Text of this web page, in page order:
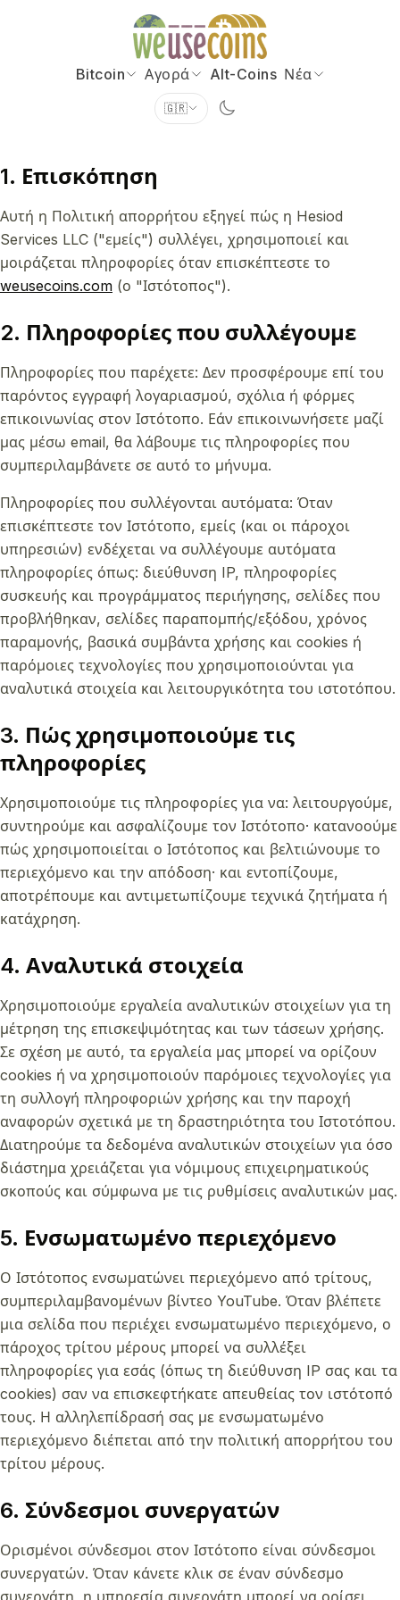
Bitcoin Αγορά Alt-Coins Νέα
🇬🇷
1. Επισκόπηση
Αυτή η Πολιτική απορρήτου εξηγεί πώς η Hesiod
Services LLC ("εμείς") συλλέγει, χρησιμοποιεί και
μοιράζεται πληροφορίες όταν επισκέπτεστε το
weusecoins.com (ο "Ιστότοπος").
2. Πληροφορίες που συλλέγουμε
Πληροφορίες που παρέχετε: Δεν προσφέρουμε επί του
παρόντος εγγραφή λογαριασμού, σχόλια ή φόρμες
επικοινωνίας στον Ιστότοπο. Εάν επικοινωνήσετε μαζί
μας μέσω email, θα λάβουμε τις πληροφορίες που
συμπεριλαμβάνετε σε αυτό το μήνυμα.
Πληροφορίες που συλλέγονται αυτόματα: Όταν
επισκέπτεστε τον Ιστότοπο, εμείς (και οι πάροχοι
υπηρεσιών) ενδέχεται να συλλέγουμε αυτόματα
πληροφορίες όπως: διεύθυνση IP, πληροφορίες
συσκευής και προγράμματος περιήγησης, σελίδες που
προβλήθηκαν, σελίδες παραπομπής/εξόδου, χρόνος
παραμονής, βασικά συμβάντα χρήσης και cookies ή
παρόμοιες τεχνολογίες που χρησιμοποιούνται για
αναλυτικά στοιχεία και λειτουργικότητα του ιστοτόπου.
3. Πώς χρησιμοποιούμε τις
πληροφορίες
Χρησιμοποιούμε τις πληροφορίες για να: λειτουργούμε,
συντηρούμε και ασφαλίζουμε τον Ιστότοπο· κατανοούμε
πώς χρησιμοποιείται ο Ιστότοπος και βελτιώνουμε το
περιεχόμενο και την απόδοση· και εντοπίζουμε,
αποτρέπουμε και αντιμετωπίζουμε τεχνικά ζητήματα ή
κατάχρηση.
4. Αναλυτικά στοιχεία
Χρησιμοποιούμε εργαλεία αναλυτικών στοιχείων για τη
μέτρηση της επισκεψιμότητας και των τάσεων χρήσης.
Σε σχέση με αυτό, τα εργαλεία μας μπορεί να ορίζουν
cookies ή να χρησιμοποιούν παρόμοιες τεχνολογίες για
τη συλλογή πληροφοριών χρήσης και την παροχή
αναφορών σχετικά με τη δραστηριότητα του Ιστοτόπου.
Διατηρούμε τα δεδομένα αναλυτικών στοιχείων για όσο
διάστημα χρειάζεται για νόμιμους επιχειρηματικούς
σκοπούς και σύμφωνα με τις ρυθμίσεις αναλυτικών μας.
5. Ενσωματωμένο περιεχόμενο
Ο Ιστότοπος ενσωματώνει περιεχόμενο από τρίτους,
συμπεριλαμβανομένων βίντεο YouTube. Όταν βλέπετε
μια σελίδα που περιέχει ενσωματωμένο περιεχόμενο, ο
πάροχος τρίτου μέρους μπορεί να συλλέξει
πληροφορίες για εσάς (όπως τη διεύθυνση IP σας και τα
cookies) σαν να επισκεφτήκατε απευθείας τον ιστότοπό
τους. Η αλληλεπίδρασή σας με ενσωματωμένο
περιεχόμενο διέπεται από την πολιτική απορρήτου του
τρίτου μέρους.
6. Σύνδεσμοι συνεργατών
Ορισμένοι σύνδεσμοι στον Ιστότοπο είναι σύνδεσμοι
συνεργατών. Όταν κάνετε κλικ σε έναν σύνδεσμο
συνεργάτη, η υπηρεσία συνεργάτη μπορεί να ορίσει